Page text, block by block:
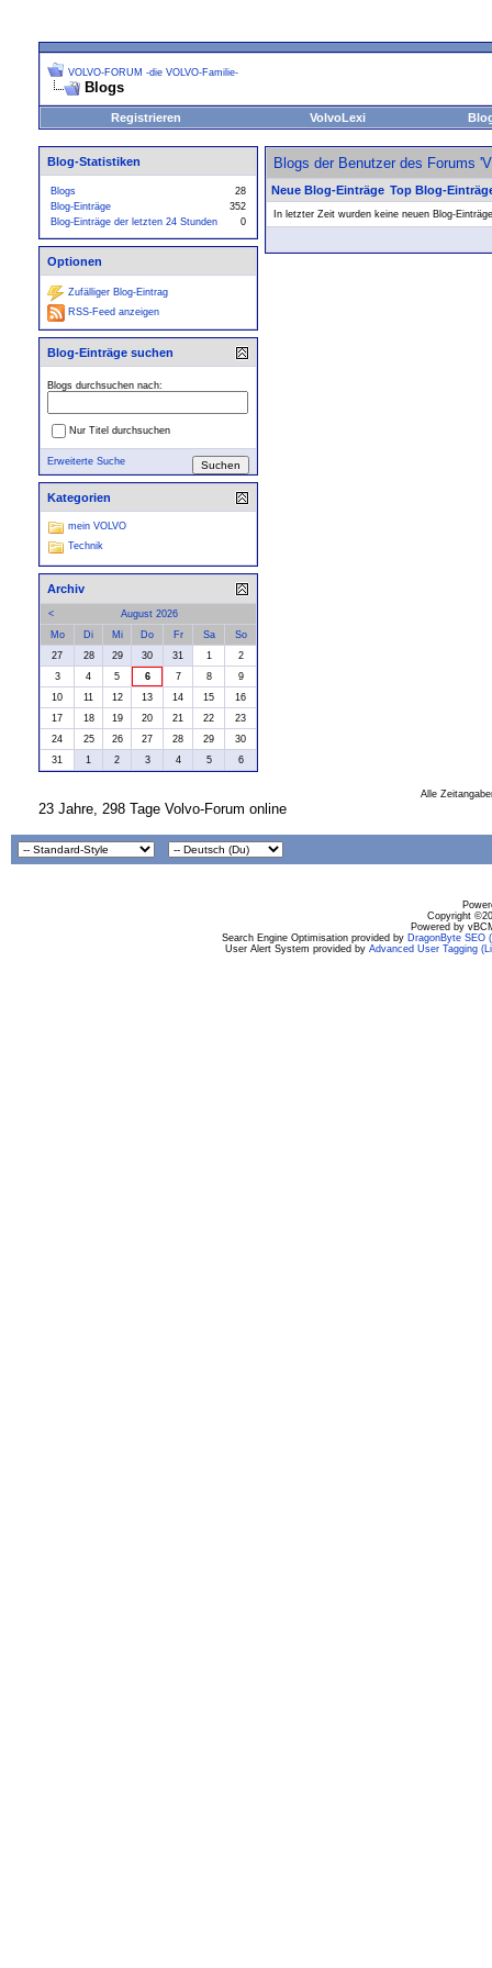
VOLVO-FORUM -die VOLVO-Familie-
Blogs
Registrieren VolvoLexi
Blogs der Benutzer des Forums
Neue Blog-Einträge Top Blog-
In letzter Zeit wurden keine neuen Blog-
Blog-Statistiken
Blogs
28
Blog-Einträge
352
Blog-Einträge der letzten 24 Stunden
0
Optionen
Zufälliger Blog-Eintrag
RSS-Feed anzeigen
Blog-Einträge suchen
Blogs durchsuchen nach:
Nur Titel durchsuchen
Erweiterte Suche
Kategorien
mein VOLVO
Technik
Archiv
<
August 2026
Mo
Di Mi Do Fr Sa
So
27
28 29 30 31 1
2
3
4 5 6 7 8
9
10
11 12 13 14 15
16
17
18 19 20 21 22
23
24
25 26 27 28 29
30
31
1 2 3 4 5 6
Alle
23 Jahre, 298 Tage Volvo-Forum online
Copyright
Powered by
Search Engine Optimisation provided by DragonByte SEO
User Alert System provided by Advanced User Tagging